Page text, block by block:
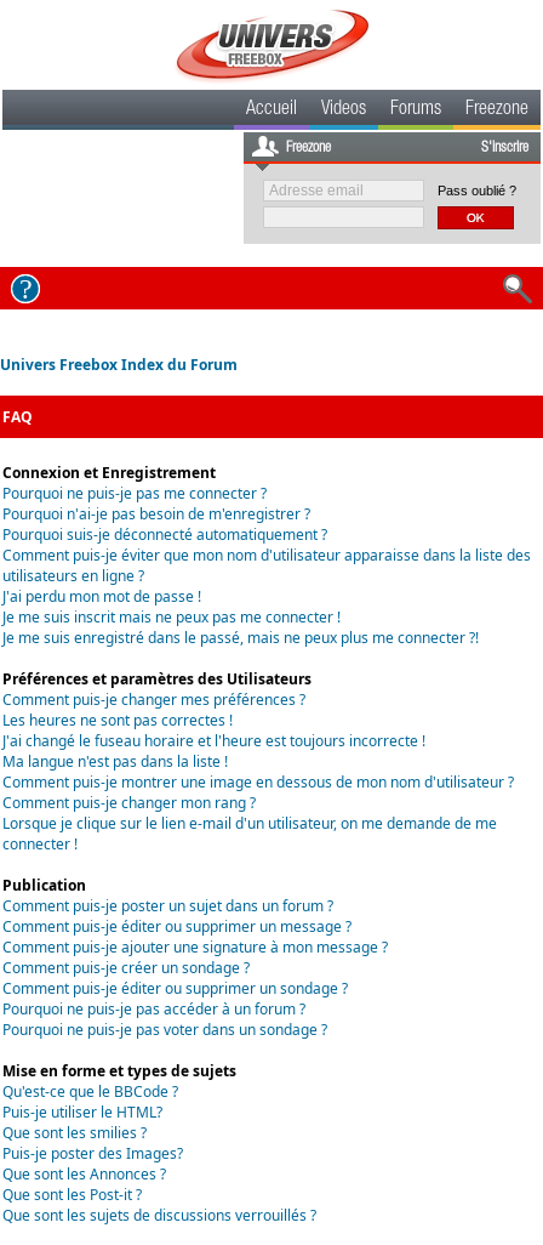
Accueil Videos Forums Freezone
Freezone S'inscrire
Pass oublié ?
Univers Freebox Index du Forum
FAQ
Connexion et Enregistrement
Pourquoi ne puis-je pas me connecter ?
Pourquoi n'ai-je pas besoin de m'enregistrer ?
Pourquoi suis-je déconnecté automatiquement ?
Comment puis-je éviter que mon nom d'utilisateur apparaisse dans la liste des
utilisateurs en ligne ?
J'ai perdu mon mot de passe !
Je me suis inscrit mais ne peux pas me connecter !
Je me suis enregistré dans le passé, mais ne peux plus me connecter ?!
Préférences et paramètres des Utilisateurs
Comment puis-je changer mes préférences ?
Les heures ne sont pas correctes !
J'ai changé le fuseau horaire et l'heure est toujours incorrecte !
Ma langue n'est pas dans la liste !
Comment puis-je montrer une image en dessous de mon nom d'utilisateur ?
Comment puis-je changer mon rang ?
Lorsque je clique sur le lien e-mail d'un utilisateur, on me demande de me
connecter !
Publication
Comment puis-je poster un sujet dans un forum ?
Comment puis-je éditer ou supprimer un message ?
Comment puis-je ajouter une signature à mon message ?
Comment puis-je créer un sondage ?
Comment puis-je éditer ou supprimer un sondage ?
Pourquoi ne puis-je pas accéder à un forum ?
Pourquoi ne puis-je pas voter dans un sondage ?
Mise en forme et types de sujets
Qu'est-ce que le BBCode ?
Puis-je utiliser le HTML?
Que sont les smilies ?
Puis-je poster des Images?
Que sont les Annonces ?
Que sont les Post-it ?
Que sont les sujets de discussions verrouillés ?